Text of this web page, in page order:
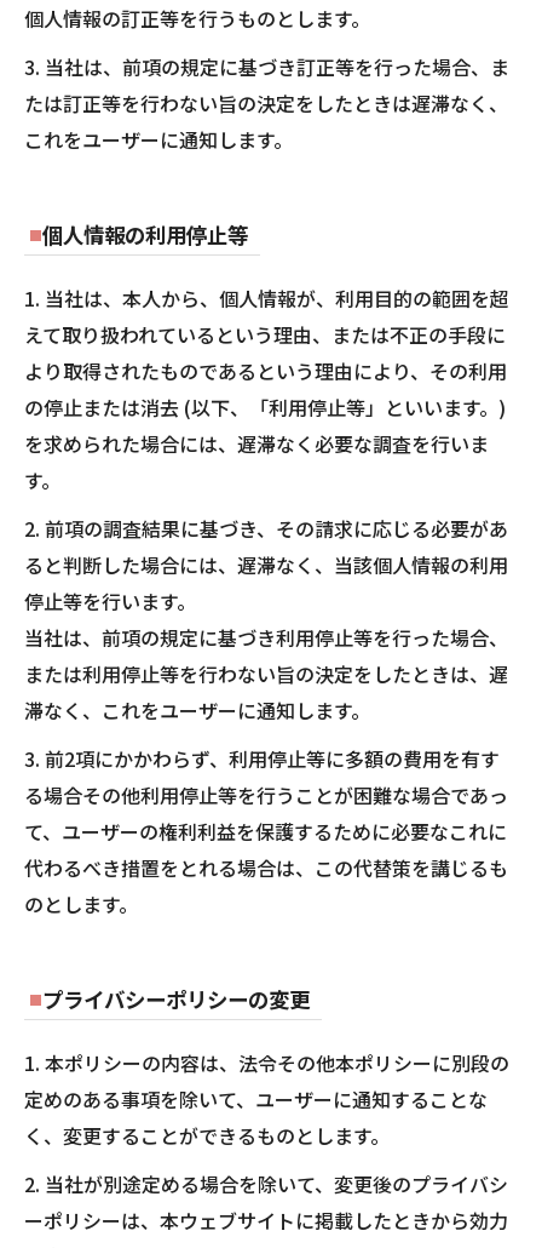
個人情報の訂正等を行うものとします。
3. 当社は、前項の規定に基づき訂正等を行った場合、ま
たは訂正等を行わない旨の決定をしたときは遅滞なく、
これをユーザーに通知します。
個人情報の利用停止等
1. 当社は、本人から、個人情報が、利用目的の範囲を超
えて取り扱われているという理由、または不正の手段に
より取得されたものであるという理由により、その利用
の停止または消去 (以下、「利用停止等」といいます。)
を求められた場合には、遅滞なく必要な調査を行いま
す。
2. 前項の調査結果に基づき、その請求に応じる必要があ
ると判断した場合には、遅滞なく、当該個人情報の利用
停止等を行います。
当社は、前項の規定に基づき利用停止等を行った場合、
または利用停止等を行わない旨の決定をしたときは、遅
滞なく、これをユーザーに通知します。
3. 前2項にかかわらず、利用停止等に多額の費用を有す
る場合その他利用停止等を行うことが困難な場合であっ
て、ユーザーの権利利益を保護するために必要なこれに
代わるべき措置をとれる場合は、この代替策を講じるも
のとします。
プライバシーポリシーの変更
1. 本ポリシーの内容は、法令その他本ポリシーに別段の
定めのある事項を除いて、ユーザーに通知することな
く、変更することができるものとします。
2. 当社が別途定める場合を除いて、変更後のプライバシ
ーポリシーは、本ウェブサイトに掲載したときから効力